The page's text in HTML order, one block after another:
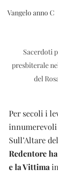
Vangelo anno C
Sacerdoti
presbiterale
del
Per secoli i
Sull’Altare
Redentore
e la Vittima